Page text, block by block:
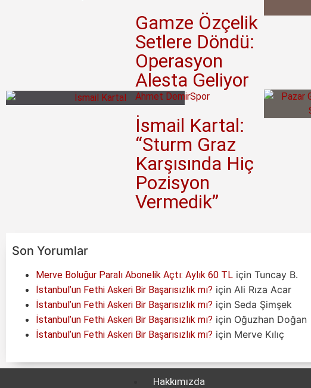
Gamze Özçelik
Setlere Döndü:
Operasyon
Alesta Geliyor
Ahmet DemirSpor
İsmail Kartal:
“Sturm Graz
Karşısında Hiç
Pozisyon
Vermedik”
Son Yorumlar
Merve Boluğur Paralı Abonelik Açtı: Aylık 60 TL için Tuncay B.
İstanbul’un Fethi Askeri Bir Başarısızlık mı? için Ali Rıza Acar
İstanbul’un Fethi Askeri Bir Başarısızlık mı? için Seda Şimşek
İstanbul’un Fethi Askeri Bir Başarısızlık mı? için Oğuzhan Doğan
İstanbul’un Fethi Askeri Bir Başarısızlık mı? için Merve Kılıç
Hakkımızda